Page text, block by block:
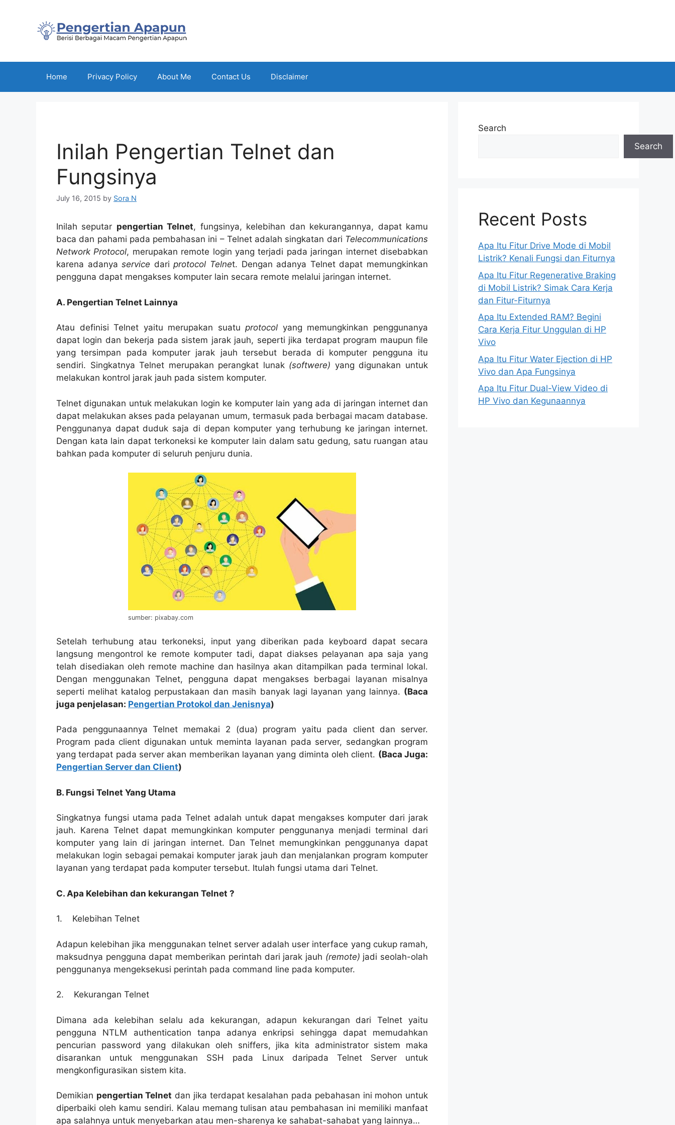
Home Privacy Policy About Me Contact Us Disclaimer
Inilah Pengertian Telnet dan
Fungsinya
July 16, 2015 by Sora N
Inilah seputar pengertian Telnet, fungsinya, kelebihan dan kekurangannya, dapat kamu
baca dan pahami pada pembahasan ini – Telnet adalah singkatan dari Telecommunications
Network Protocol, merupakan remote login yang terjadi pada jaringan internet disebabkan
karena adanyaservice dariprotocol Telnet. Dengan adanya Telnet dapat memungkinkan
pengguna dapat mengakses komputer lain secara remote melalui jaringan internet.
A. Pengertian Telnet Lainnya
Atau definisi Telnet yaitu merupakan suatuprotocol yang memungkinkan penggunanya
dapat login dan bekerja pada sistem jarak jauh, seperti jika terdapat program maupun file
yang tersimpan pada komputer jarak jauh tersebut berada di komputer pengguna itu
sendiri. Singkatnya Telnet merupakan perangkat lunak (softwere) yang digunakan untuk
melakukan kontrol jarak jauh pada sistem komputer.
Telnet digunakan untuk melakukan login ke komputer lain yang ada di jaringan internet dan
dapat melakukan akses pada pelayanan umum, termasuk pada berbagai macam database.
Penggunanya dapat duduk saja di depan komputer yang terhubung ke jaringan internet.
Dengan kata lain dapat terkoneksi ke komputer lain dalam satu gedung, satu ruangan atau
bahkan pada komputer di seluruh penjuru dunia.
sumber: pixabay.com
Setelah terhubung atau terkoneksi, input yang diberikan pada keyboard dapat secara
langsung mengontrol ke remote komputer tadi, dapat diakses pelayanan apa saja yang
telah disediakan oleh remote machine dan hasilnya akan ditampilkan pada terminal lokal.
Dengan menggunakan Telnet, pengguna dapat mengakses berbagai layanan misalnya
seperti melihat katalog perpustakaan dan masih banyak lagi layanan yang lainnya. (Baca
juga penjelasan: Pengertian Protokol dan Jenisnya)
Pada penggunaannya Telnet memakai 2 (dua) program yaitu pada client dan server.
Program pada client digunakan untuk meminta layanan pada server, sedangkan program
yang terdapat pada server akan memberikan layanan yang diminta oleh client. (Baca Juga:
Pengertian Server dan Client)
B. Fungsi Telnet Yang Utama
Singkatnya fungsi utama pada Telnet adalah untuk dapat mengakses komputer dari jarak
jauh. Karena Telnet dapat memungkinkan komputer penggunanya menjadi terminal dari
komputer yang lain di jaringan internet. Dan Telnet memungkinkan penggunanya dapat
melakukan login sebagai pemakai komputer jarak jauh dan menjalankan program komputer
layanan yang terdapat pada komputer tersebut. Itulah fungsi utama dari Telnet.
C. Apa Kelebihan dan kekurangan Telnet ?
1. Kelebihan Telnet
Adapun kelebihan jika menggunakan telnet server adalah user interface yang cukup ramah,
maksudnya pengguna dapat memberikan perintah dari jarak jauh (remote) jadi seolah-olah
penggunanya mengeksekusi perintah pada command line pada komputer.
2. Kekurangan Telnet
Dimana ada kelebihan selalu ada kekurangan, adapun kekurangan dari Telnet yaitu
pengguna NTLM authentication tanpa adanya enkripsi sehingga dapat memudahkan
pencurian password yang dilakukan oleh sniffers, jika kita administrator sistem maka
disarankan untuk menggunakan SSH pada Linux daripada Telnet Server untuk
mengkonfigurasikan sistem kita.
Demikian pengertian Telnet dan jika terdapat kesalahan pada pebahasan ini mohon untuk
diperbaiki oleh kamu sendiri. Kalau memang tulisan atau pembahasan ini memiliki manfaat
apa salahnya untuk menyebarkan atau men-sharenya ke sahabat-sahabat yang lainnya…
Search
Search
Recent Posts
Apa Itu Fitur Drive Mode di Mobil
Listrik? Kenali Fungsi dan Fiturnya
Apa Itu Fitur Regenerative Braking
di Mobil Listrik? Simak Cara Kerja
dan Fitur-Fiturnya
Apa Itu Extended RAM? Begini
Cara Kerja Fitur Unggulan di HP
Vivo
Apa Itu Fitur Water Ejection di HP
Vivo dan Apa Fungsinya
Apa Itu Fitur Dual-View Video di
HP Vivo dan Kegunaannya